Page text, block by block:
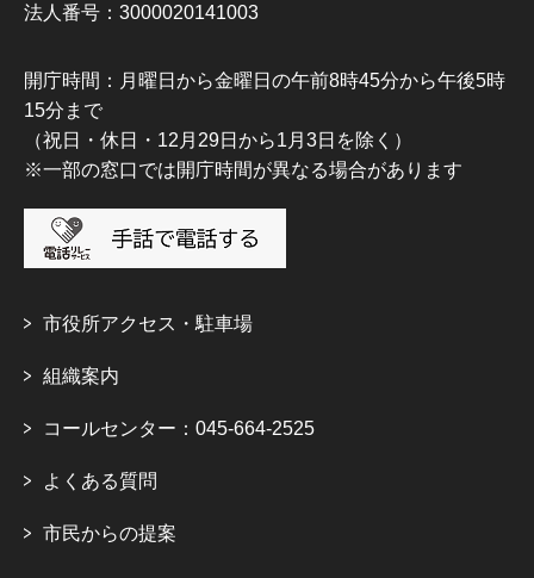
法人番号：3000020141003
開庁時間：月曜日から金曜日の午前8時45分から午後5時
15分まで
（祝日・休日・12月29日から1月3日を除く）
※一部の窓口では開庁時間が異なる場合があります
市役所アクセス・駐車場
組織案内
コールセンター：045-664-2525
よくある質問
市民からの提案